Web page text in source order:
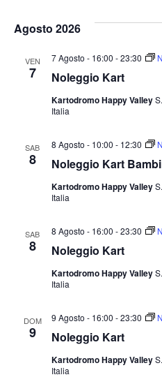
la
Agosto 2026
VEN
7 Noleggio Kart
7 Agosto - 16:00 -23:30
Kartodromo Happy Valley
Italia
SAB
8 Noleggio Kart
8 Agosto - 10:00 - 12:30
Kartodromo Happy Valley
Italia
SAB
8 Noleggio Kart
8 Agosto - 16:00 -23:30
Kartodromo Happy Valley
Italia
DOM
9 Noleggio Kart
9 Agosto - 16:00 -23:30
Kartodromo Happy Valley
Italia